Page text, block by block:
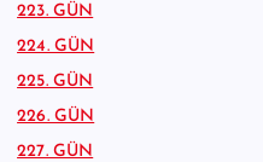
223. GÜN
224. GÜN
225. GÜN
226. GÜN
227. GÜN